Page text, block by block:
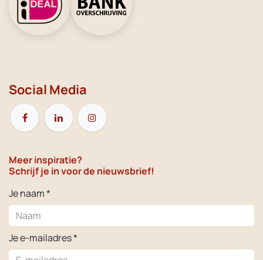
Social Media
Meer inspiratie?
Schrijf je in voor de nieuwsbrief!
Je naam *
Je e-mailadres *